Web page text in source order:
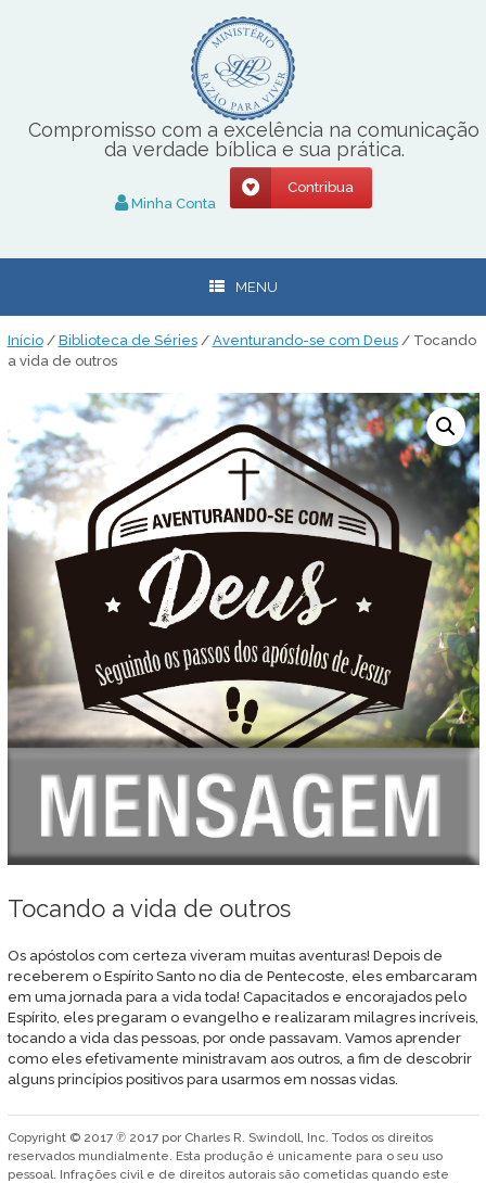
Compromisso com a excelência na comunicação
da verdade bíblica e sua prática.
Minha Conta
Contribua
MENU
Início/ Biblioteca de Séries/ Aventurando-se com Deus/ Tocando
a vida de outros
Tocando a vida de outros
Os apóstolos com certeza viveram muitas aventuras! Depois de
receberem o Espírito Santo no dia de Pentecoste, eles embarcaram
em uma jornada para a vida toda! Capacitados e encorajados pelo
Espírito, eles pregaram o evangelho e realizaram milagres incríveis,
tocando a vida das pessoas, por onde passavam. Vamos aprender
como eles efetivamente ministravam aos outros, a fim de descobrir
alguns princípios positivos para usarmos em nossas vidas.
Copyright © 2017 ℗ 2017 por Charles R. Swindoll, Inc. Todos os direitos
reservados mundialmente. Esta produção é unicamente para o seu uso
pessoal. Infrações civil e de direitos autorais são cometidas quando este